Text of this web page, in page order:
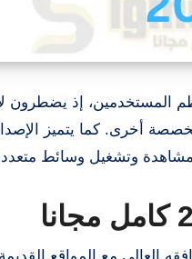
المستخدمين، إذ يضطرون
وتشغيل وسائط متعددة